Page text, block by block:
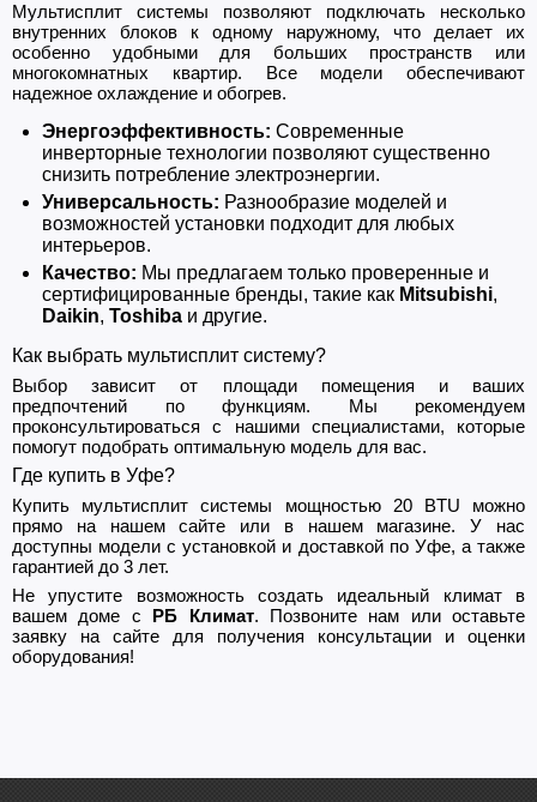
Мультисплит системы позволяют подключать несколько
внутренних блоков к одному наружному, что делает их
особенно удобными для больших пространств или
многокомнатных квартир. Все модели обеспечивают
надежное охлаждение и обогрев.
Энергоэффективность: Современные
инверторные технологии позволяют существенно
снизить потребление электроэнергии.
Универсальность: Разнообразие моделей и
возможностей установки подходит для любых
интерьеров.
Качество: Мы предлагаем только проверенные и
сертифицированные бренды, такие как Mitsubishi,
Daikin, Toshiba и другие.
Как выбрать мультисплит систему?
Выбор зависит от площади помещения и ваших
предпочтений по функциям. Мы рекомендуем
проконсультироваться с нашими специалистами, которые
помогут подобрать оптимальную модель для вас.
Где купить в Уфе?
Купить мультисплит системы мощностью 20 BTU можно
прямо на нашем сайте или в нашем магазине. У нас
доступны модели с установкой и доставкой по Уфе, а также
гарантией до 3 лет.
Не упустите возможность создать идеальный климат в
вашем доме с РБ Климат. Позвоните нам или оставьте
заявку на сайте для получения консультации и оценки
оборудования!